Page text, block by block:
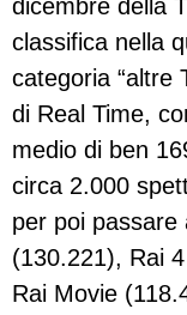
dicembre della
classifica nella
categoria “altre
di Real Time,
medio di ben
circa 2.000
per poi passare
(130.221), Rai
Rai Movie